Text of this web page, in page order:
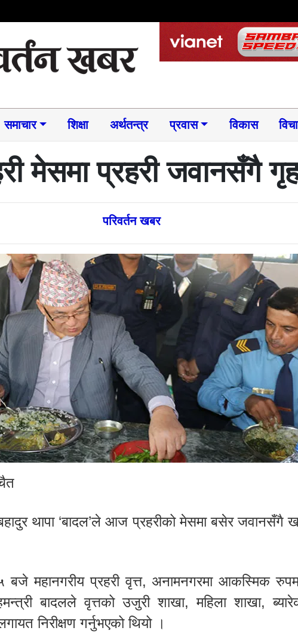
समाचार​ शिक्षा अर्थतन्त्र प्रवास विकास
मेसमा प्रहरी जवानसँगै
परिवर्तन खबर
थापा ‘बादल’ले आज प्रहरीको मेसमा बसेर जवानसँगै
बजे महानगरीय प्रहरी वृत्त, अनामनगरमा आकस्मिक रुपमा
बादलले वृत्तको उजुरी शाखा, महिला शाखा,
निरीक्षण गर्नुभएको थियो ।